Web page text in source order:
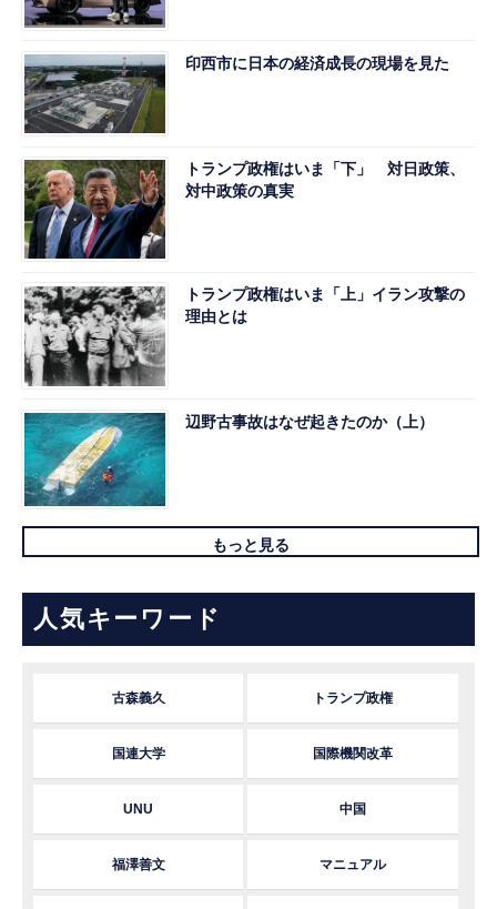
印西市に日本の経済成長の現場を見た
トランプ政権はいま「下」 対日政策、
対中政策の真実
トランプ政権はいま「上」イラン攻撃の
理由とは
辺野古事故はなぜ起きたのか（上）
もっと見る
人気キーワード
古森義久 トランプ政権
国連大学 国際機関改革
UNU 中国
福澤善文 マニュアル